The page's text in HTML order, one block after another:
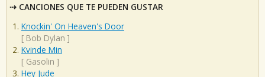
CANCIONES QUE TE PUEDEN GUSTAR
Knockin' On Heaven's Door
[ Bob Dylan ]
Kvinde Min
[ Gasolin ]
Hey Jude